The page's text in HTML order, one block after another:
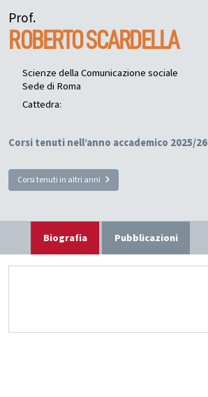
Prof.
ROBERTOSCARDELLA
Scienze della Comunicazione sociale
Sede di Roma
Cattedra:
Corsi tenuti nell’anno accademico 2025/26
Corsi tenuti in altri anni
Biografia Pubblicazioni